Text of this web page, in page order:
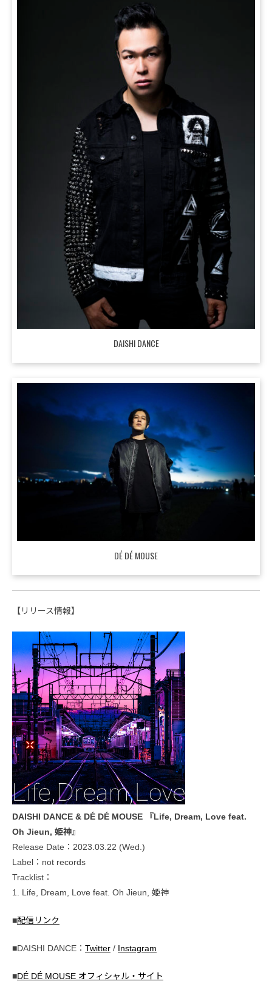
DAISHI DANCE
DÉ DÉ MOUSE
【リリース情報】
DAISHI DANCE & DÉ DÉ MOUSE 『Life, Dream, Love feat.
Oh Jieun, 姫神』
Release Date：2023.03.22 (Wed.)
Label：not records
Tracklist：
1. Life, Dream, Love feat. Oh Jieun, 姫神
■配信リンク
■DAISHI DANCE： Twitter / Instagram
■DÉ DÉ MOUSE オフィシャル・サイト